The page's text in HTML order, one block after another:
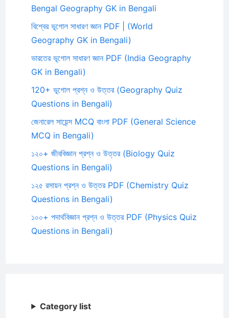
Bengal Geography GK in Bengali
বিশ্বের ভূগোল সাধারণ জ্ঞান PDF | (World
Geography GK in Bengali)
ভারতের ভূগোল সাধারণ জ্ঞান PDF (India Geography
GK in Bengali)
120+ ভূগোল প্রশ্ন ও উত্তর (Geography Quiz
Questions in Bengali)
জেনারেল সায়েন্স MCQ বাংলা PDF (General Science
MCQ in Bengali)
১২০+ জীববিজ্ঞান প্রশ্ন ও উত্তর (Biology Quiz
Questions in Bengali)
১২৫ রসায়ন প্রশ্ন ও উত্তর PDF (Chemistry Quiz
Questions in Bengali)
১০০+ পদার্থবিজ্ঞান প্রশ্ন ও উত্তর PDF (Physics Quiz
Questions in Bengali)
Category list